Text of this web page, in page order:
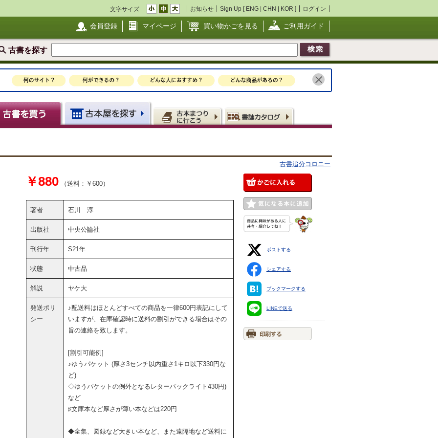
文字サイズ お知らせ Sign Up [ ENG | CHN | KOR ] ログイン
会員登録 マイページ 買い物かごを見る ご利用ガイド
古書を探す
古書追分コロニー
￥880 （送料：￥600）
著者 石川 淳
出版社 中央公論社
刊行年 S21年
状態 中古品
解説 ヤケ大
発送ポリ
シー
♪配送料はほとんどすべての商品を一律600円表記にして
いますが、在庫確認時に送料の割引ができる場合はその
旨の連絡を致します。
[割引可能例]
♪ゆうパケット (厚さ3センチ以内重さ1キロ以下330円な
ど)
◇ゆうパケットの例外となるレターパックライト430円)
など
♯文庫本など厚さが薄い本などは220円
◆全集、図録など大きい本など、また遠隔地など送料に
ポストする
シェアする
ブックマークする
LINEで送る